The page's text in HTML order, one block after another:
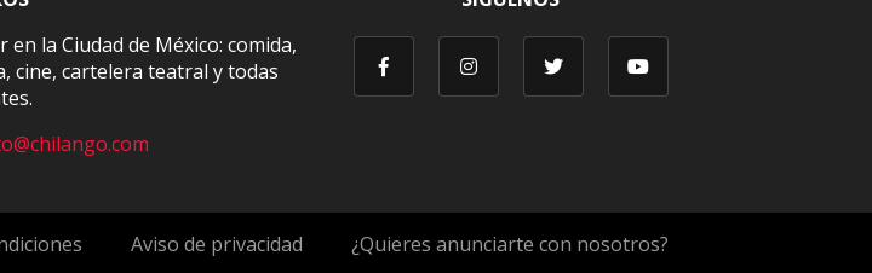
en la Ciudad de México: comida,
cine, cartelera teatral y todas
Aviso de privacidad ¿Quieres anunciarte con nosotros?